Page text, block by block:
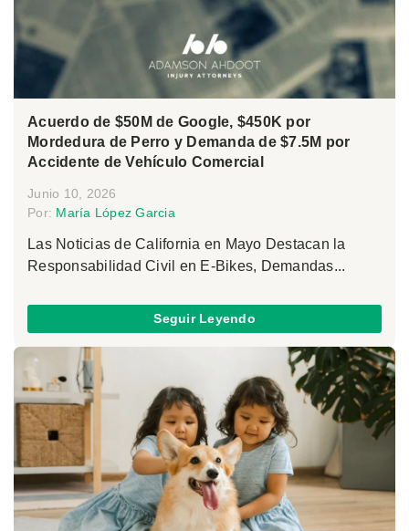
Acuerdo de $50M de Google, $450K por
Mordedura de Perro y Demanda de $7.5M por
Accidente de Vehículo Comercial
Junio 10, 2026
Por: María López Garcia
Las Noticias de California en Mayo Destacan la
Responsabilidad Civil en E-Bikes, Demandas...
Seguir Leyendo